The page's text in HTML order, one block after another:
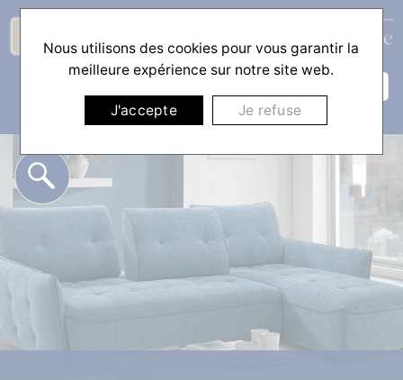
☰
Nous utilisons des cookies pour vous garantir la
meilleure expérience sur notre site web.
J'accepte Je refuse